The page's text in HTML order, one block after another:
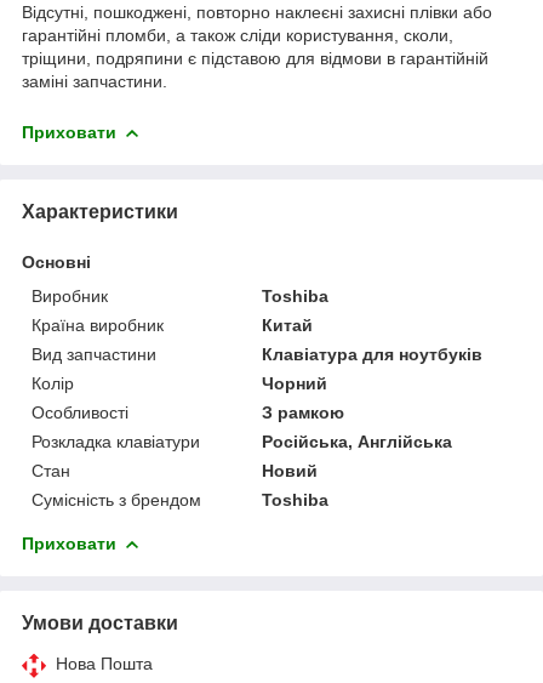
Відсутні, пошкоджені, повторно наклеєні захисні плівки або
гарантійні пломби, а також сліди користування, сколи,
тріщини, подряпини є підставою для відмови в гарантійній
заміні запчастини.
Приховати
Характеристики
Основні
Виробник
Toshiba
Країна виробник
Китай
Вид запчастини
Клавіатура для ноутбуків
Колір
Чорний
Особливості
З рамкою
Розкладка клавіатури
Російська, Англійська
Стан
Новий
Сумісність з брендом
Toshiba
Приховати
Умови доставки
Нова Пошта